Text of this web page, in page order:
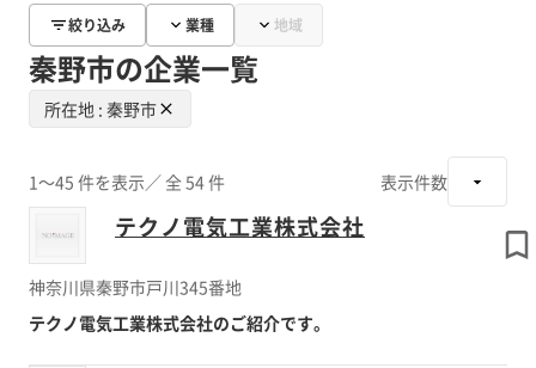
秦野市の企業一覧
所在地 : 秦野市
1～45 件を表示／ 全 54 件 表示件数
テクノ電気工業株式会社
神奈川県秦野市戸川345番地
テクノ電気工業株式会社のご紹介です。
絞り込み 業種 地域